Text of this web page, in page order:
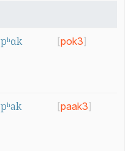
pʰɑk [pok3]
pʰak [paak3]